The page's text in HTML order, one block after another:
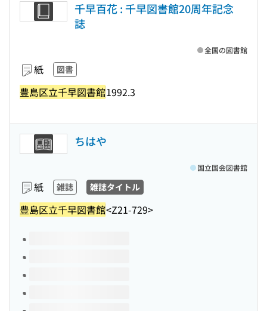
千早百花 : 千早図書館20周年記念
誌
紙 図書
豊島区立千早図書館1992.3
全国の図書館
ちはや
紙 雑誌 雑誌タイトル
豊島区立千早図書館<Z21-729>
国立国会図書館
このタイトルの巻号